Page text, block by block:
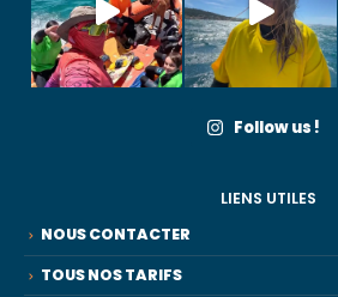
Follow us !
LIENS UTILES
NOUS CONTACTER
TOUS NOS TARIFS